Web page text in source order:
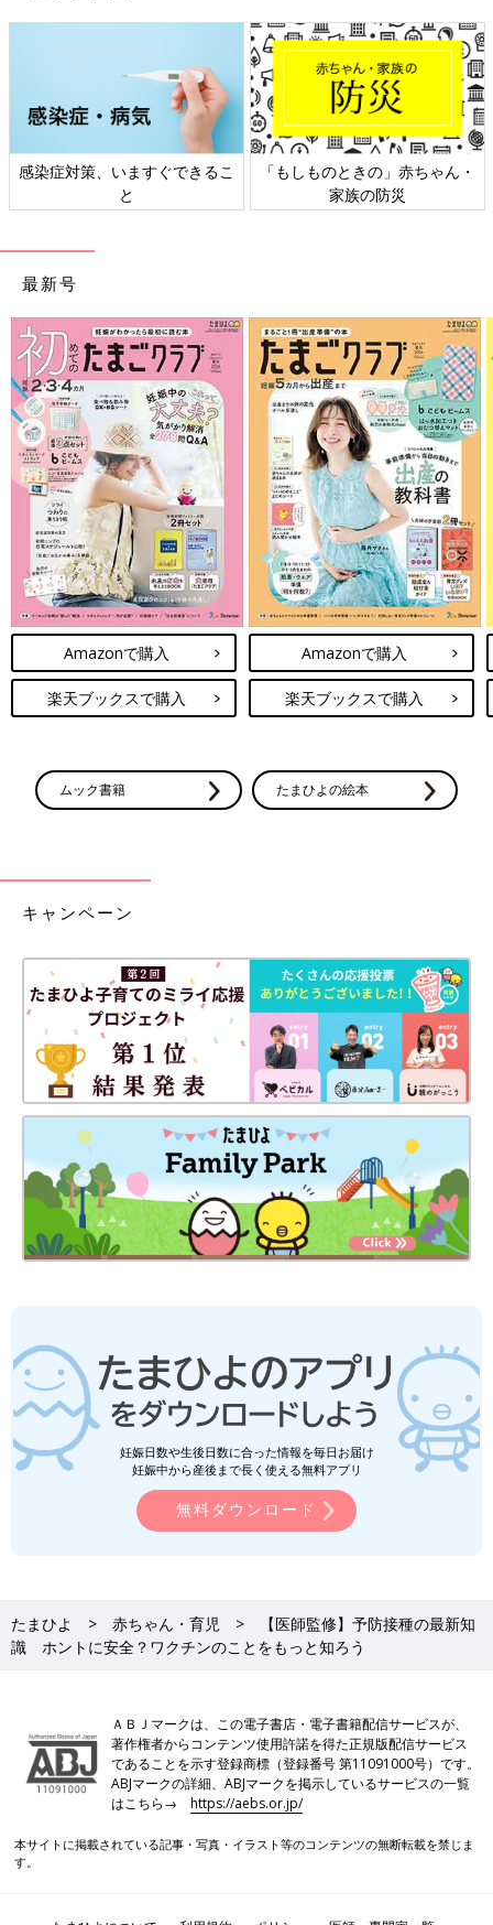
れば大きな問題にならずにすみます。ロタウイルスのワクチンを
接種したあとは、腸重積症が起こる可能性があることを念頭に置
いて様子を見ることが必要です。
嘔吐（おうと）したり、すごくおなかを痛がる、しばらくしてか
ら血便が出るなどの症状があったときは、急いで医療機関にかか
りましょう。そして医師にいつロタウイルスワクチンを接種した
かを伝えることが大切です」
場合がある
「生ワクチンは接種することで、その病気の症状がごく軽く出る
場合があります。接種後、潜伏期間を経てから熱が出たり頭が痛
くなるなどの症状が出ますが、自然に治りますし、後遺症が残る
ことはありません。自然感染でかかるよりはずっと軽い症状です
み、免疫をつけることができます。
また、ごくまれに、ワクチンの成分に対してアレルギーがある人
がショック状態になるなど、激しい副反応が起こるケースもあり
ます。確率はごくごくわずかですが、念のため接種後30分は病院
の待合室などで様子を見るようにしてください。
このように、副反応はないわけではありませんが、副反応より
も、ワクチンを接種しないでその病気にかかったときの危険性の
ほうがずっと大きいのです。その点をよく理解して、前向きに接
種をしていただきたいです」
【医師監修】赤ちゃんの予防接種「副反
応」の気になるQに小児科医が回答
ていても、やっぱり気になる副反応。とくに多
くのママが気がかりにしていることを、小児科
医の山中龍宏先生に回答していただきました。
場合もあることを知っておこう
ですか？
「免疫に異常があるかたは予防接種を受けられない場合がありま
す。赤ちゃんに免疫の病気、とくに先天的な病気があるかどうか
はわかりづらいですが、ご家族・ご親戚に先天性の免疫不全と言
われた人がいるかどうかである程度判断できます。予防接種の問
診票にも必ずその質問項目が入っているはずです。
ステロイド剤や抗がん剤も免疫を抑制する作用があるので、ステ
ロイド療法、抗がん剤療法を受けている人は主治医と相談するこ
とが必要です」
――風邪など、急性の病気のときも接種はできないのですよね？
合わせます”と勝手に判断してしまうことがありますが、この程
度ならほとんどの場合が接種可能です。とくに0歳、
1歳はしょっ
ちゅう風邪をひきますので、軽い鼻水やせきで接種を延期してい
るとどんどん遅れてしまいます。自己判断しないで、まずは受診
して医師に相談してください」
【医師監修】赤ちゃんの症状で緊急度が
わかる！予防接種の副反応が出たらすべ
きこと
中龍宏先生に解説していただきました。
副反応を怖がって予防接種をやめてしまうのは、副反応の何倍も
恐ろしい感染症にかかる危険性を高めることになってしまいま
あるようです。
次回は「自然感染で免疫をつけるのではダメなの？」をお届けし
ます。お楽しみに。
監修／【小児科医】片岡正 先生
感染症対策、いますぐできるこ
と
「もしものときの」赤ちゃん・
家族の防災
最新号
Amazonで購入
楽天ブックスで購入
Amazonで購入
楽天ブックスで購入
ムック書籍 たまひよの絵本
キャンペーン
妊娠日数や生後日数に合った情報を毎日お届け
妊娠中から産後まで長く使える無料アプリ
無料ダウンロード
たまひよ 赤ちゃん・育児
【医師監修】予防接種の最新知
識 ホントに安全？ワクチンのことをもっと知ろう
ＡＢＪマークは、この電子書店・電子書籍配信サービスが、
著作権者からコンテンツ使用許諾を得た正規版配信サービス
であることを示す登録商標（登録番号 第11091000号）です。
ABJマークの詳細、ABJマークを掲示しているサービスの一覧
はこちら→https://aebs.or.jp/
本サイトに掲載されている記事・写真・イラスト等のコンテンツの無断転載を禁じま
す。